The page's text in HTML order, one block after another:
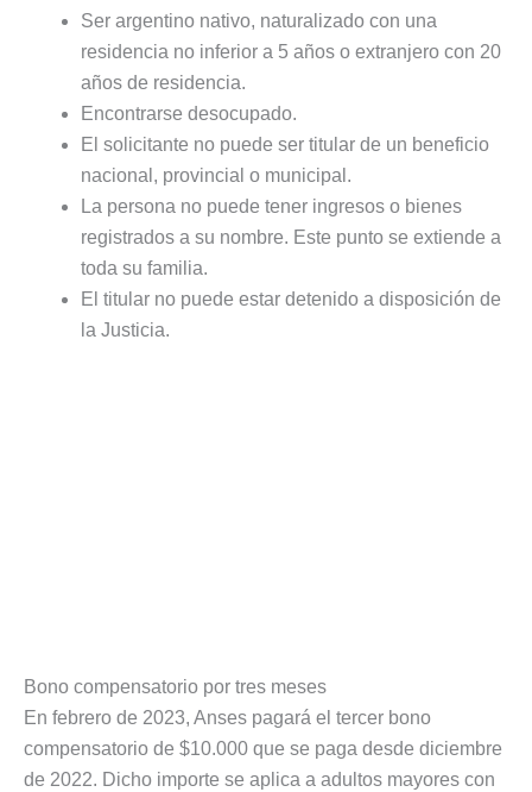
Ser argentino nativo, naturalizado con una
residencia no inferior a 5 años o extranjero con 20
años de residencia.
Encontrarse desocupado.
El solicitante no puede ser titular de un beneficio
nacional, provincial o municipal.
La persona no puede tener ingresos o bienes
registrados a su nombre. Este punto se extiende a
toda su familia.
El titular no puede estar detenido a disposición de
la Justicia.
Bono compensatorio por tres meses
En febrero de 2023, Anses pagará el tercer bono
compensatorio de $10.000 que se paga desde diciembre
de 2022. Dicho importe se aplica a adultos mayores con